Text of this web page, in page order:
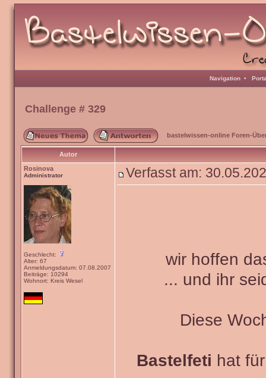
Navigation •
Challenge # 329
bastelwissen-online Foren-
Autor
Rosinova
Administrator
Geschlecht:
Alter: 67
Anmeldungsdatum: 07.08.2007
Beiträge: 10294
Wohnort: Kreis Wesel
Verfasst am:
wir hoffen
... und ihr
Diese
Bastelfeti hat